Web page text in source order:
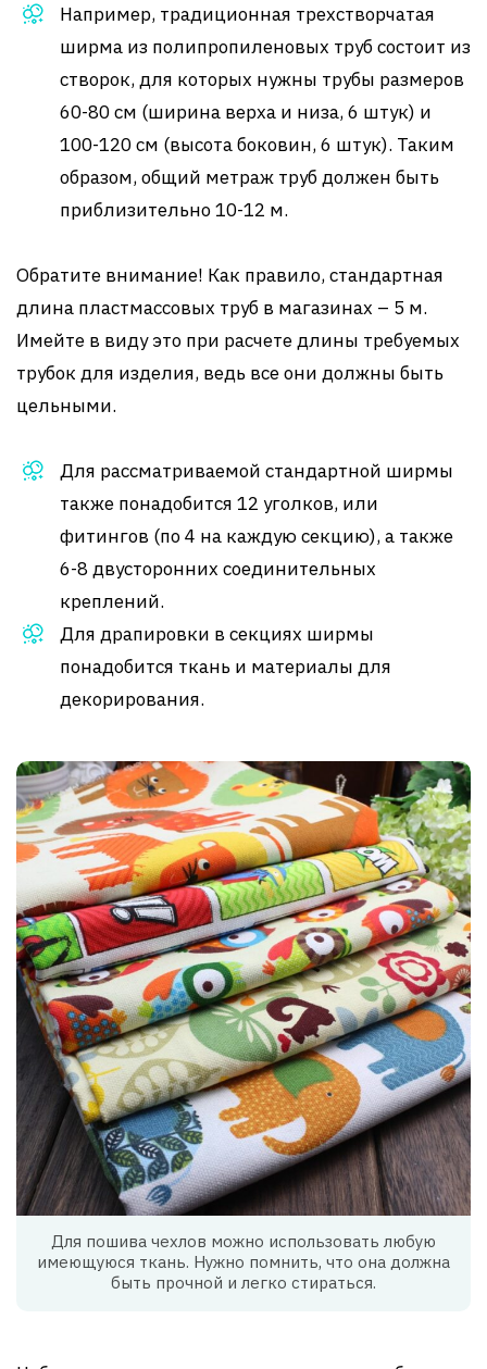
Например, традиционная трехстворчатая
ширма из полипропиленовых труб состоит из
створок, для которых нужны трубы размеров
60-80 см (ширина верха и низа, 6 штук) и
100-120 см (высота боковин, 6 штук). Таким
образом, общий метраж труб должен быть
приблизительно 10-12 м.
Обратите внимание! Как правило, стандартная
длина пластмассовых труб в магазинах – 5 м.
Имейте в виду это при расчете длины требуемых
трубок для изделия, ведь все они должны быть
цельными.
Для рассматриваемой стандартной ширмы
также понадобится 12 уголков, или
фитингов (по 4 на каждую секцию), а также
6-8 двусторонних соединительных
креплений.
Для драпировки в секциях ширмы
понадобится ткань и материалы для
декорирования.
Для пошива чехлов можно использовать любую
имеющуюся ткань. Нужно помнить, что она должна
быть прочной и легко стираться.